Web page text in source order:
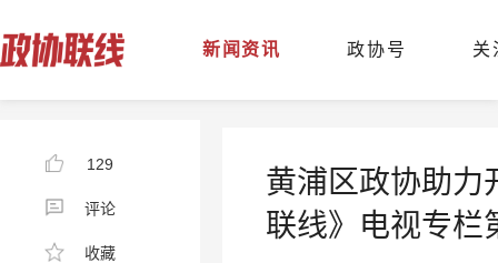
新闻资讯 政协号 关
129
评论
收藏
黄浦区政协助力
联线》电视专栏